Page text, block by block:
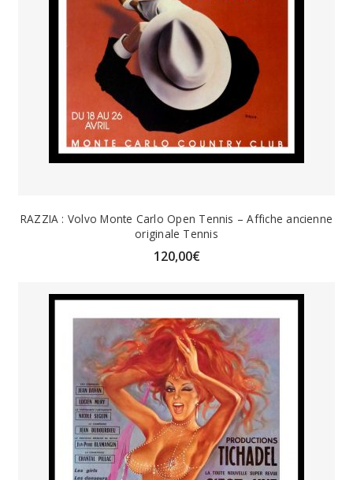
RAZZIA : Volvo Monte Carlo Open Tennis – Affiche ancienne
originale Tennis
120,00€